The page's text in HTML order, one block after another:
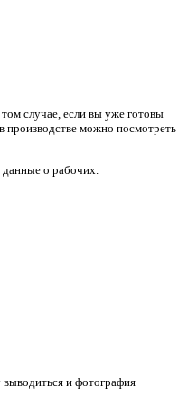
случае, если вы уже готовы
производстве можно посмотреть
о рабочих.
и фотография